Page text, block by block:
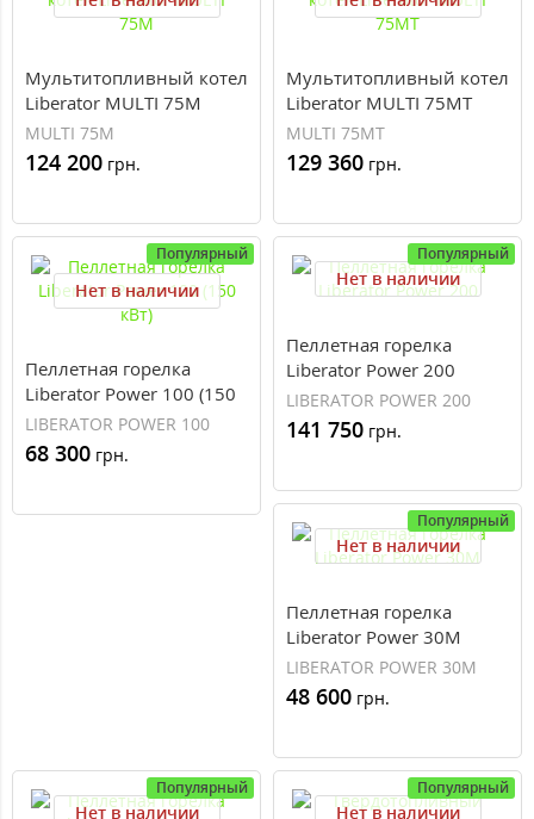
Мультитопливный котел
Liberator MULTI 75M
MULTI 75M
124 200 грн.
Мультитопливный котел
Liberator MULTI 75MT
MULTI 75MT
129 360 грн.
Популярный
Нет в наличии
Пеллетная горелка
Liberator Power 100 (150
кВт)
LIBERATOR POWER 100
68 300 грн.
Популярный
Нет в наличии
Пеллетная горелка
Liberator Power 200
LIBERATOR POWER 200
141 750 грн.
Популярный
Нет в наличии
Пеллетная горелка
Liberator Power 30M
LIBERATOR POWER 30M
48 600 грн.
Популярный
Нет в наличии
Популярный
Нет в наличии